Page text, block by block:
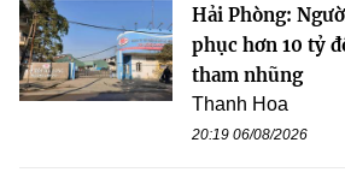
Hải Phòng:
phục hơn 10 tỷ
tham nhũng
Thanh Hoa
20:19 06/08/2026